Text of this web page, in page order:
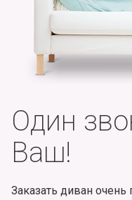
Один
Ваш!
Заказать диван очень